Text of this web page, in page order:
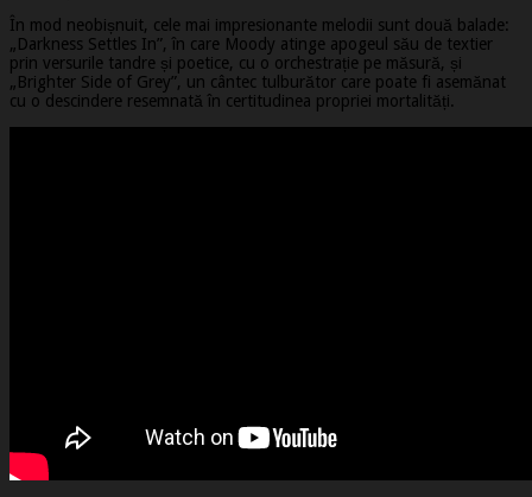
În mod neobișnuit, cele mai impresionante melodii sunt două balade:
„Darkness Settles In”, în care Moody atinge apogeul său de textier
prin versurile tandre și poetice, cu o orchestrație pe măsură, și
„Brighter Side of Grey”, un cântec tulburător care poate fi asemănat
cu o descindere resemnată în certitudinea propriei mortalități.